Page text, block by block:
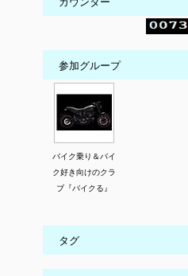
参加グループ
バイク乗り＆バイ
ク好き向けのクラ
ブ『バイクる』
タグ